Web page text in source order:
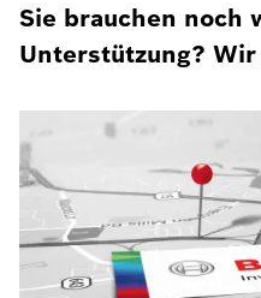
Sie brauchen noch
Unterstützung?